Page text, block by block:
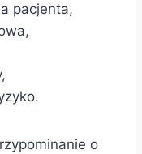
pacjenta,
o